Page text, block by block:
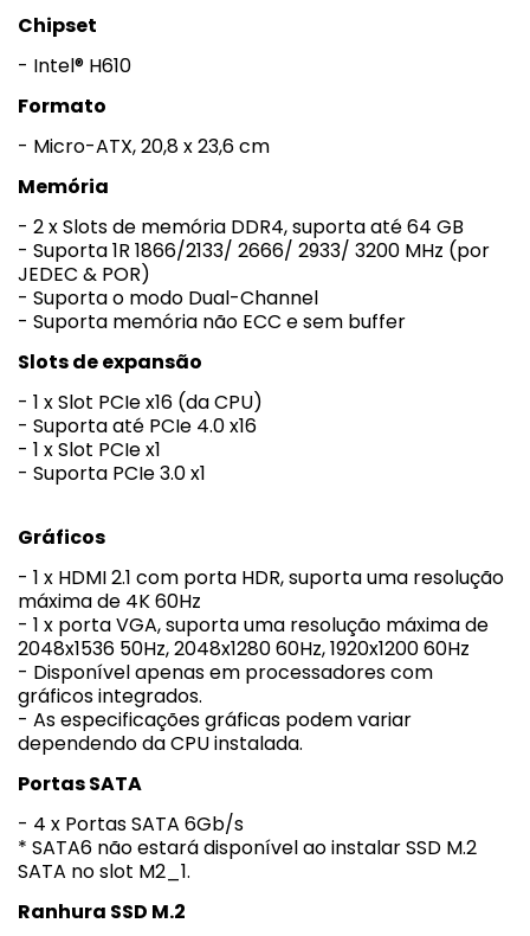
Chipset
- Intel® H610
Formato
- Micro-ATX, 20,8 x 23,6 cm
Memória
- 2 x Slots de memória DDR4, suporta até 64 GB
- Suporta 1R 1866/2133/ 2666/ 2933/ 3200 MHz (por
JEDEC & POR)
- Suporta o modo Dual-Channel
- Suporta memória não ECC e sem buffer
Slots de expansão
- 1 x Slot PCIe x16 (da CPU)
- Suporta até PCIe 4.0 x16
- 1 x Slot PCIe x1
- Suporta PCIe 3.0 x1
Gráficos
- 1 x HDMI 2.1 com porta HDR, suporta uma resolução
máxima de 4K 60Hz
- 1 x porta VGA, suporta uma resolução máxima de
2048x1536 50Hz, 2048x1280 60Hz, 1920x1200 60Hz
- Disponível apenas em processadores com
gráficos integrados.
- As especificações gráficas podem variar
dependendo da CPU instalada.
Portas SATA
- 4 x Portas SATA 6Gb/s
* SATA6 não estará disponível ao instalar SSD M.2
SATA no slot M2_1.
Ranhura SSD M.2